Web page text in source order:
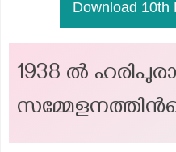
Download 10th
1938 ല്‍